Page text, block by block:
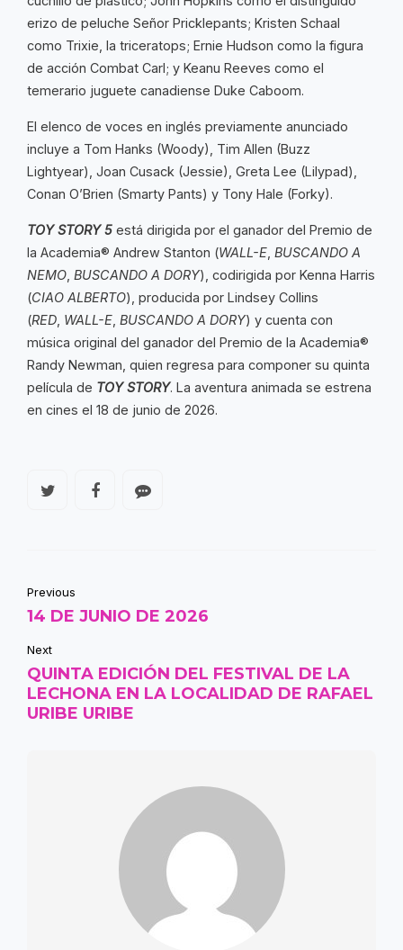
erizo de peluche Señor Pricklepants; Kristen Schaal
como Trixie, la triceratops; Ernie Hudson como la figura
de acción Combat Carl; y Keanu Reeves como el
temerario juguete canadiense Duke Caboom.
El elenco de voces en inglés previamente anunciado
incluye a Tom Hanks (Woody), Tim Allen (Buzz
Lightyear), Joan Cusack (Jessie), Greta Lee (Lilypad),
Conan O’Brien (Smarty Pants) y Tony Hale (Forky).
TOY STORY 5 está dirigida por el ganador del Premio de
la Academia® Andrew Stanton (WALL-E, BUSCANDO A
NEMO, BUSCANDO A DORY), codirigida por Kenna Harris
(CIAO ALBERTO), producida por Lindsey Collins
(RED, WALL-E, BUSCANDO A DORY) y cuenta con
música original del ganador del Premio de la Academia®
Randy Newman, quien regresa para componer su quinta
película de TOY STORY. La aventura animada se estrena
en cines el 18 de junio de 2026.
Previous
14 DE JUNIO DE 2026
Next
QUINTA EDICIÓN DEL FESTIVAL DE LA
LECHONA EN LA LOCALIDAD DE RAFAEL
URIBE URIBE